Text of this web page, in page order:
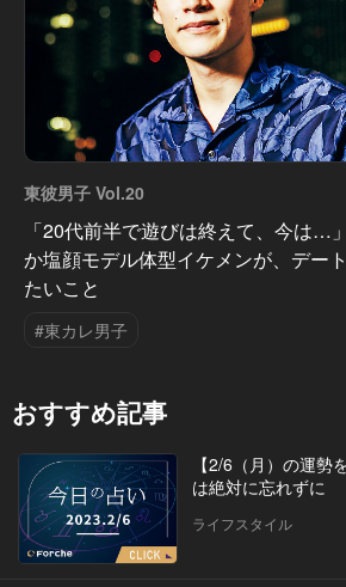
東彼男子 Vol.20
「20代前半で遊びは終えて、今は…
か塩顔モデル体型イケメンが、デー
たいこと
#東カレ男子
おすすめ記事
【2/6（月）の運勢
は絶対に忘れずに
ライフスタイル